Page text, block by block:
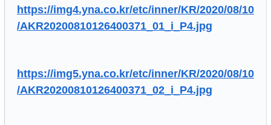
https://img4.yna.co.kr/etc/inner/KR/2020/08/10
/AKR20200810126400371_01_i_P4.jpg
https://img5.yna.co.kr/etc/inner/KR/2020/08/10
/AKR20200810126400371_02_i_P4.jpg